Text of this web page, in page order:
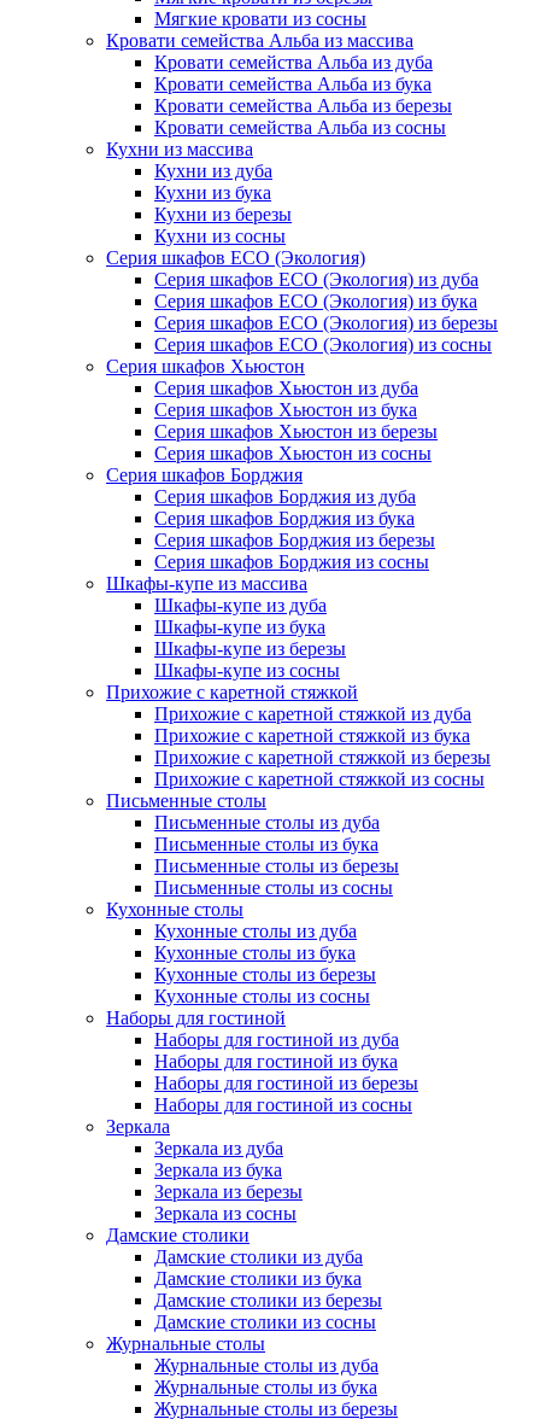
Мягкие кровати из сосны
Кровати семейства Альба из массива
Кровати семейства Альба из дуба
Кровати семейства Альба из бука
Кровати семейства Альба из березы
Кровати семейства Альба из сосны
Кухни из массива
Кухни из дуба
Кухни из бука
Кухни из березы
Кухни из сосны
Серия шкафов ECO (Экология)
Серия шкафов ECO (Экология) из дуба
Серия шкафов ECO (Экология) из бука
Серия шкафов ECO (Экология) из березы
Серия шкафов ECO (Экология) из сосны
Серия шкафов Хьюстон
Серия шкафов Хьюстон из дуба
Серия шкафов Хьюстон из бука
Серия шкафов Хьюстон из березы
Серия шкафов Хьюстон из сосны
Серия шкафов Борджия
Серия шкафов Борджия из дуба
Серия шкафов Борджия из бука
Серия шкафов Борджия из березы
Серия шкафов Борджия из сосны
Шкафы-купе из массива
Шкафы-купе из дуба
Шкафы-купе из бука
Шкафы-купе из березы
Шкафы-купе из сосны
Прихожие с каретной стяжкой
Прихожие с каретной стяжкой из дуба
Прихожие с каретной стяжкой из бука
Прихожие с каретной стяжкой из березы
Прихожие с каретной стяжкой из сосны
Письменные столы
Письменные столы из дуба
Письменные столы из бука
Письменные столы из березы
Письменные столы из сосны
Кухонные столы
Кухонные столы из дуба
Кухонные столы из бука
Кухонные столы из березы
Кухонные столы из сосны
Наборы для гостиной
Наборы для гостиной из дуба
Наборы для гостиной из бука
Наборы для гостиной из березы
Наборы для гостиной из сосны
Зеркала
Зеркала из дуба
Зеркала из бука
Зеркала из березы
Зеркала из сосны
Дамские столики
Дамские столики из дуба
Дамские столики из бука
Дамские столики из березы
Дамские столики из сосны
Журнальные столы
Журнальные столы из дуба
Журнальные столы из бука
Журнальные столы из березы